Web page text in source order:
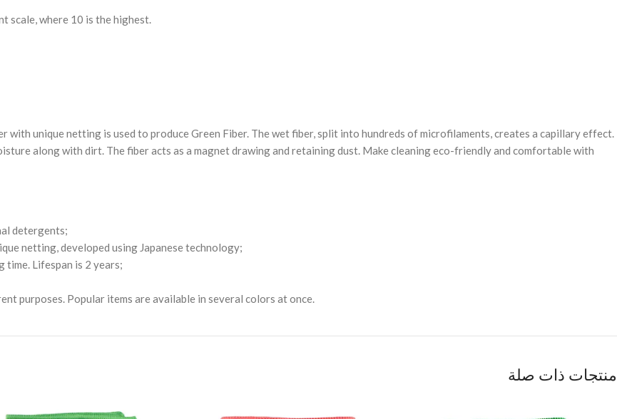
scale, where 10 is the highest.
with unique netting is used to produce Green Fiber. The wet fiber, split into hundreds of microfilaments, creates a capillary effect.
along with dirt. The fiber acts as a magnet drawing and retaining dust. Make cleaning eco-friendly and comfortable with
detergents;
netting, developed using Japanese technology;
Lifespan is 2 years;
purposes. Popular items are available in several colors at once.
منتجات ذات صلة